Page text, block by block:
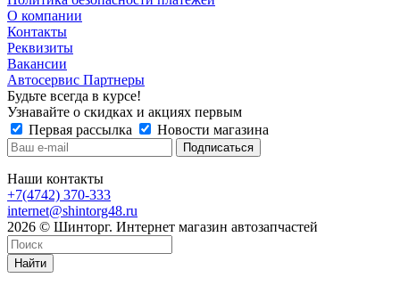
О компании
Контакты
Реквизиты
Вакансии
Автосервис Партнеры
Будьте всегда в курсе!
Узнавайте о скидках и акциях первым
Первая рассылка
Новости магазина
Наши контакты
+7(4742) 370-333
internet@shintorg48.ru
2026 © Шинторг. Интернет магазин автозапчастей
Найти